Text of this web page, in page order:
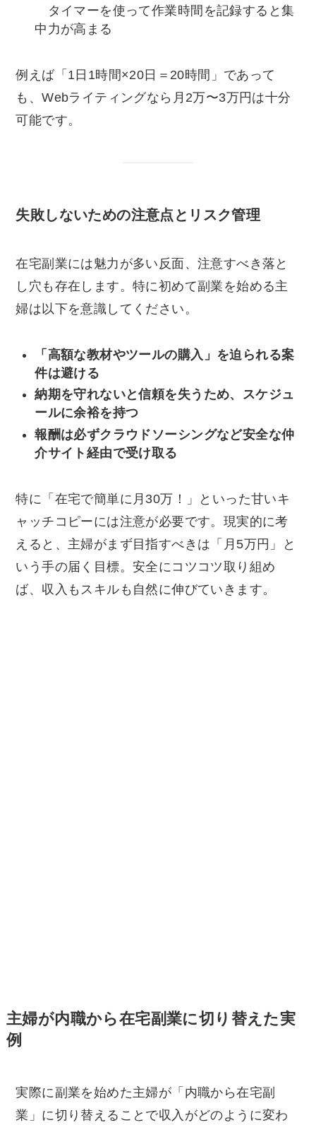
タイマーを使って作業時間を記録すると集
中力が高まる
例えば「1日1時間×20日＝20時間」であって
も、Webライティングなら月2万〜3万円は十分
可能です。
失敗しないための注意点とリスク管理
在宅副業には魅力が多い反面、注意すべき落と
し穴も存在します。特に初めて副業を始める主
婦は以下を意識してください。
「高額な教材やツールの購入」を迫られる案
件は避ける
納期を守れないと信頼を失うため、スケジュ
ールに余裕を持つ
報酬は必ずクラウドソーシングなど安全な仲
介サイト経由で受け取る
特に「在宅で簡単に月30万！」といった甘いキ
ャッチコピーには注意が必要です。現実的に考
えると、主婦がまず目指すべきは「月5万円」と
いう手の届く目標。安全にコツコツ取り組め
ば、収入もスキルも自然に伸びていきます。
主婦が内職から在宅副業に切り替えた実
例
実際に副業を始めた主婦が「内職から在宅副
業」に切り替えることで収入がどのように変わ